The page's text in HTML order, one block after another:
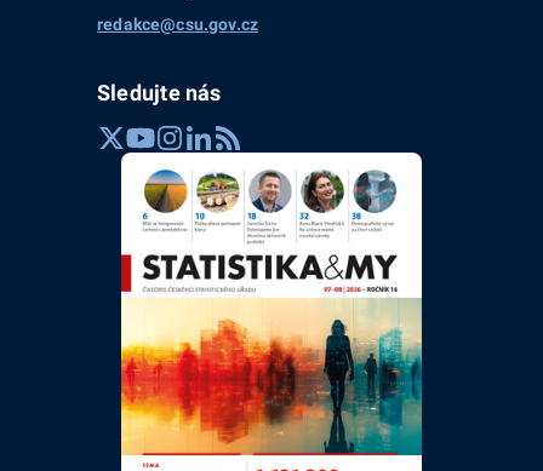
redakce@csu.gov.cz
Sledujte nás